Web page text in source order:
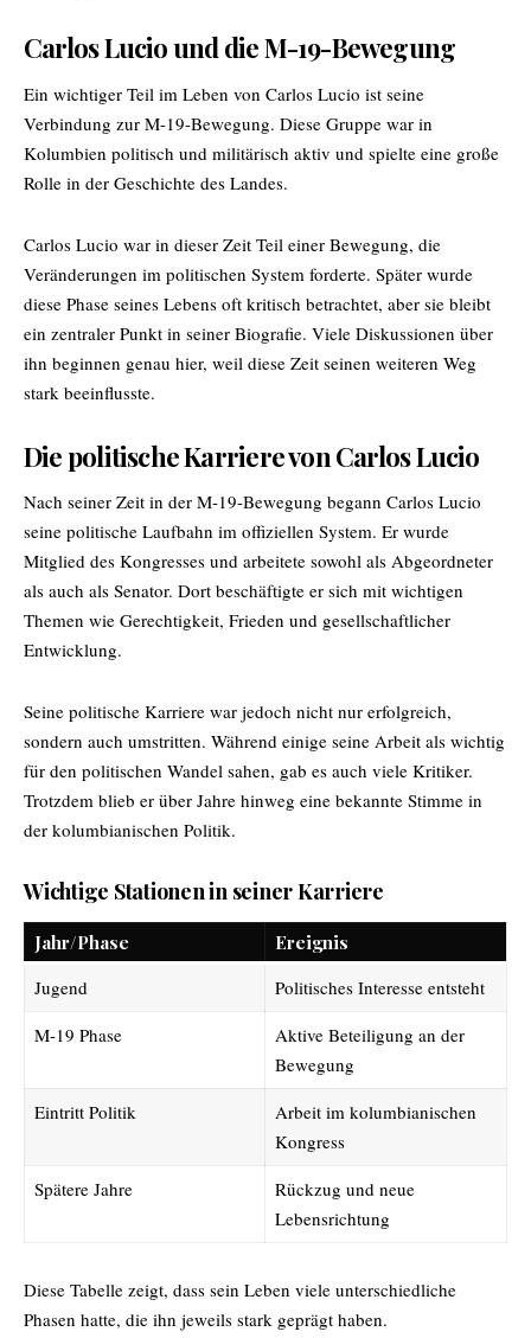
Carlos Lucio und die M-19-Bewegung
Ein wichtiger Teil im Leben von Carlos Lucio ist seine
Verbindung zur M-19-Bewegung. Diese Gruppe war in
Kolumbien politisch und militärisch aktiv und spielte eine große
Rolle in der Geschichte des Landes.
Carlos Lucio war in dieser Zeit Teil einer Bewegung, die
Veränderungen im politischen System forderte. Später wurde
diese Phase seines Lebens oft kritisch betrachtet, aber sie bleibt
ein zentraler Punkt in seiner Biografie. Viele Diskussionen über
ihn beginnen genau hier, weil diese Zeit seinen weiteren Weg
stark beeinflusste.
Die politische Karriere von Carlos Lucio
Nach seiner Zeit in der M-19-Bewegung begann Carlos Lucio
seine politische Laufbahn im offiziellen System. Er wurde
Mitglied des Kongresses und arbeitete sowohl als Abgeordneter
als auch als Senator. Dort beschäftigte er sich mit wichtigen
Themen wie Gerechtigkeit, Frieden und gesellschaftlicher
Entwicklung.
Seine politische Karriere war jedoch nicht nur erfolgreich,
sondern auch umstritten. Während einige seine Arbeit als wichtig
für den politischen Wandel sahen, gab es auch viele Kritiker.
Trotzdem blieb er über Jahre hinweg eine bekannte Stimme in
der kolumbianischen Politik.
Wichtige Stationen in seiner Karriere
Jahr/Phase
Ereignis
Jugend
Politisches Interesse entsteht
M-19 Phase
Aktive Beteiligung an der
Bewegung
Eintritt Politik
Arbeit im kolumbianischen
Kongress
Spätere Jahre
Rückzug und neue
Lebensrichtung
Diese Tabelle zeigt, dass sein Leben viele unterschiedliche
Phasen hatte, die ihn jeweils stark geprägt haben.